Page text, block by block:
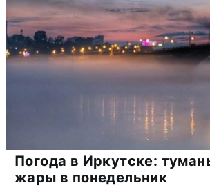
Погода в Иркутске:
жары в понедельник